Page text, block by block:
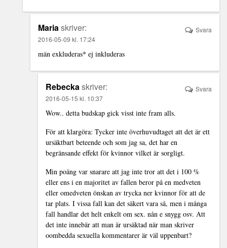
Mariaskriver:
2016-05-09 kl. 17:24
män exkluderas* ej inkluderas
Svara
Rebeckaskriver:
2016-05-15 kl. 10:37
Wow.. detta budskap gick visst inte fram alls.
För att klargöra: Tycker inte överhuvudtaget att det är ett
ursäktbart beteende och som jag sa, det har en
begränsande effekt för kvinnor vilket är sorgligt.
Min poäng var snarare att jag inte tror att det i 100 %
eller ens i en majoritet av fallen beror på en medveten
eller omedveten önskan av trycka ner kvinnor för att de
tar plats. I vissa fall kan det säkert vara så, men i många
fall handlar det helt enkelt om sex. nån e snygg osv. Att
det inte innebär att man är ursäktad när man skriver
oombedda sexuella kommentarer är väl uppenbart?
Svara